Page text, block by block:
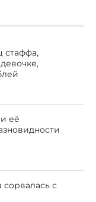
стаффа,
её
с